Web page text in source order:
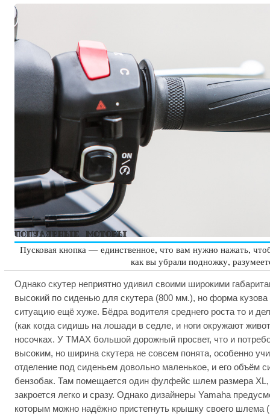
Пусковая кнопка — единственное, что вам нужно нажать,
как вы убрали подножку,
Однако скутер неприятно удивил своими широкими
высокий по сиденью для скутера (800 мм.), но форма
ситуацию ещё хуже. Бёдра водителя среднего роста то и
(как когда сидишь на лошади в седле, и ноги окружают
носочках. У TMAX большой дорожный просвет, что и
высоким, но ширина скутера не совсем понята, особенно
отделение под сиденьем довольно маленькое, и его объём
бензобак. Там помещается один фулфейс шлем размера
закроется легко и сразу. Однако дизайнеры Yamaha
которым можно надёжно пристегнуть крышку своего шлема